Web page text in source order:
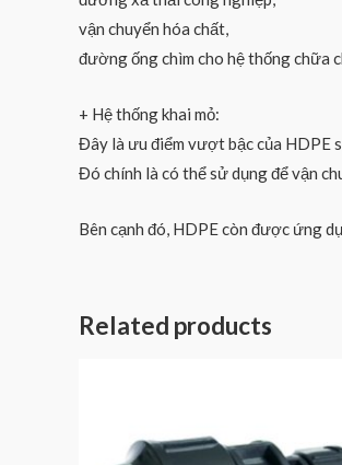
vận chuyển hóa chất,
đường ống chìm cho hệ thống chữa
+ Hệ thống khai mỏ:
Đây là ưu điểm vượt bậc của HDPE
Đó chính là có thể sử dụng để vận
Bên cạnh đó, HDPE còn được ứng
Related products